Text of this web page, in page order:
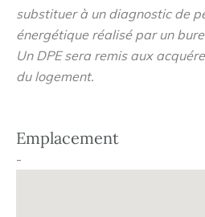
substituer à un diagnostic de
énergétique réalisé par un
Un DPE sera remis aux
du logement.
Emplacement
-